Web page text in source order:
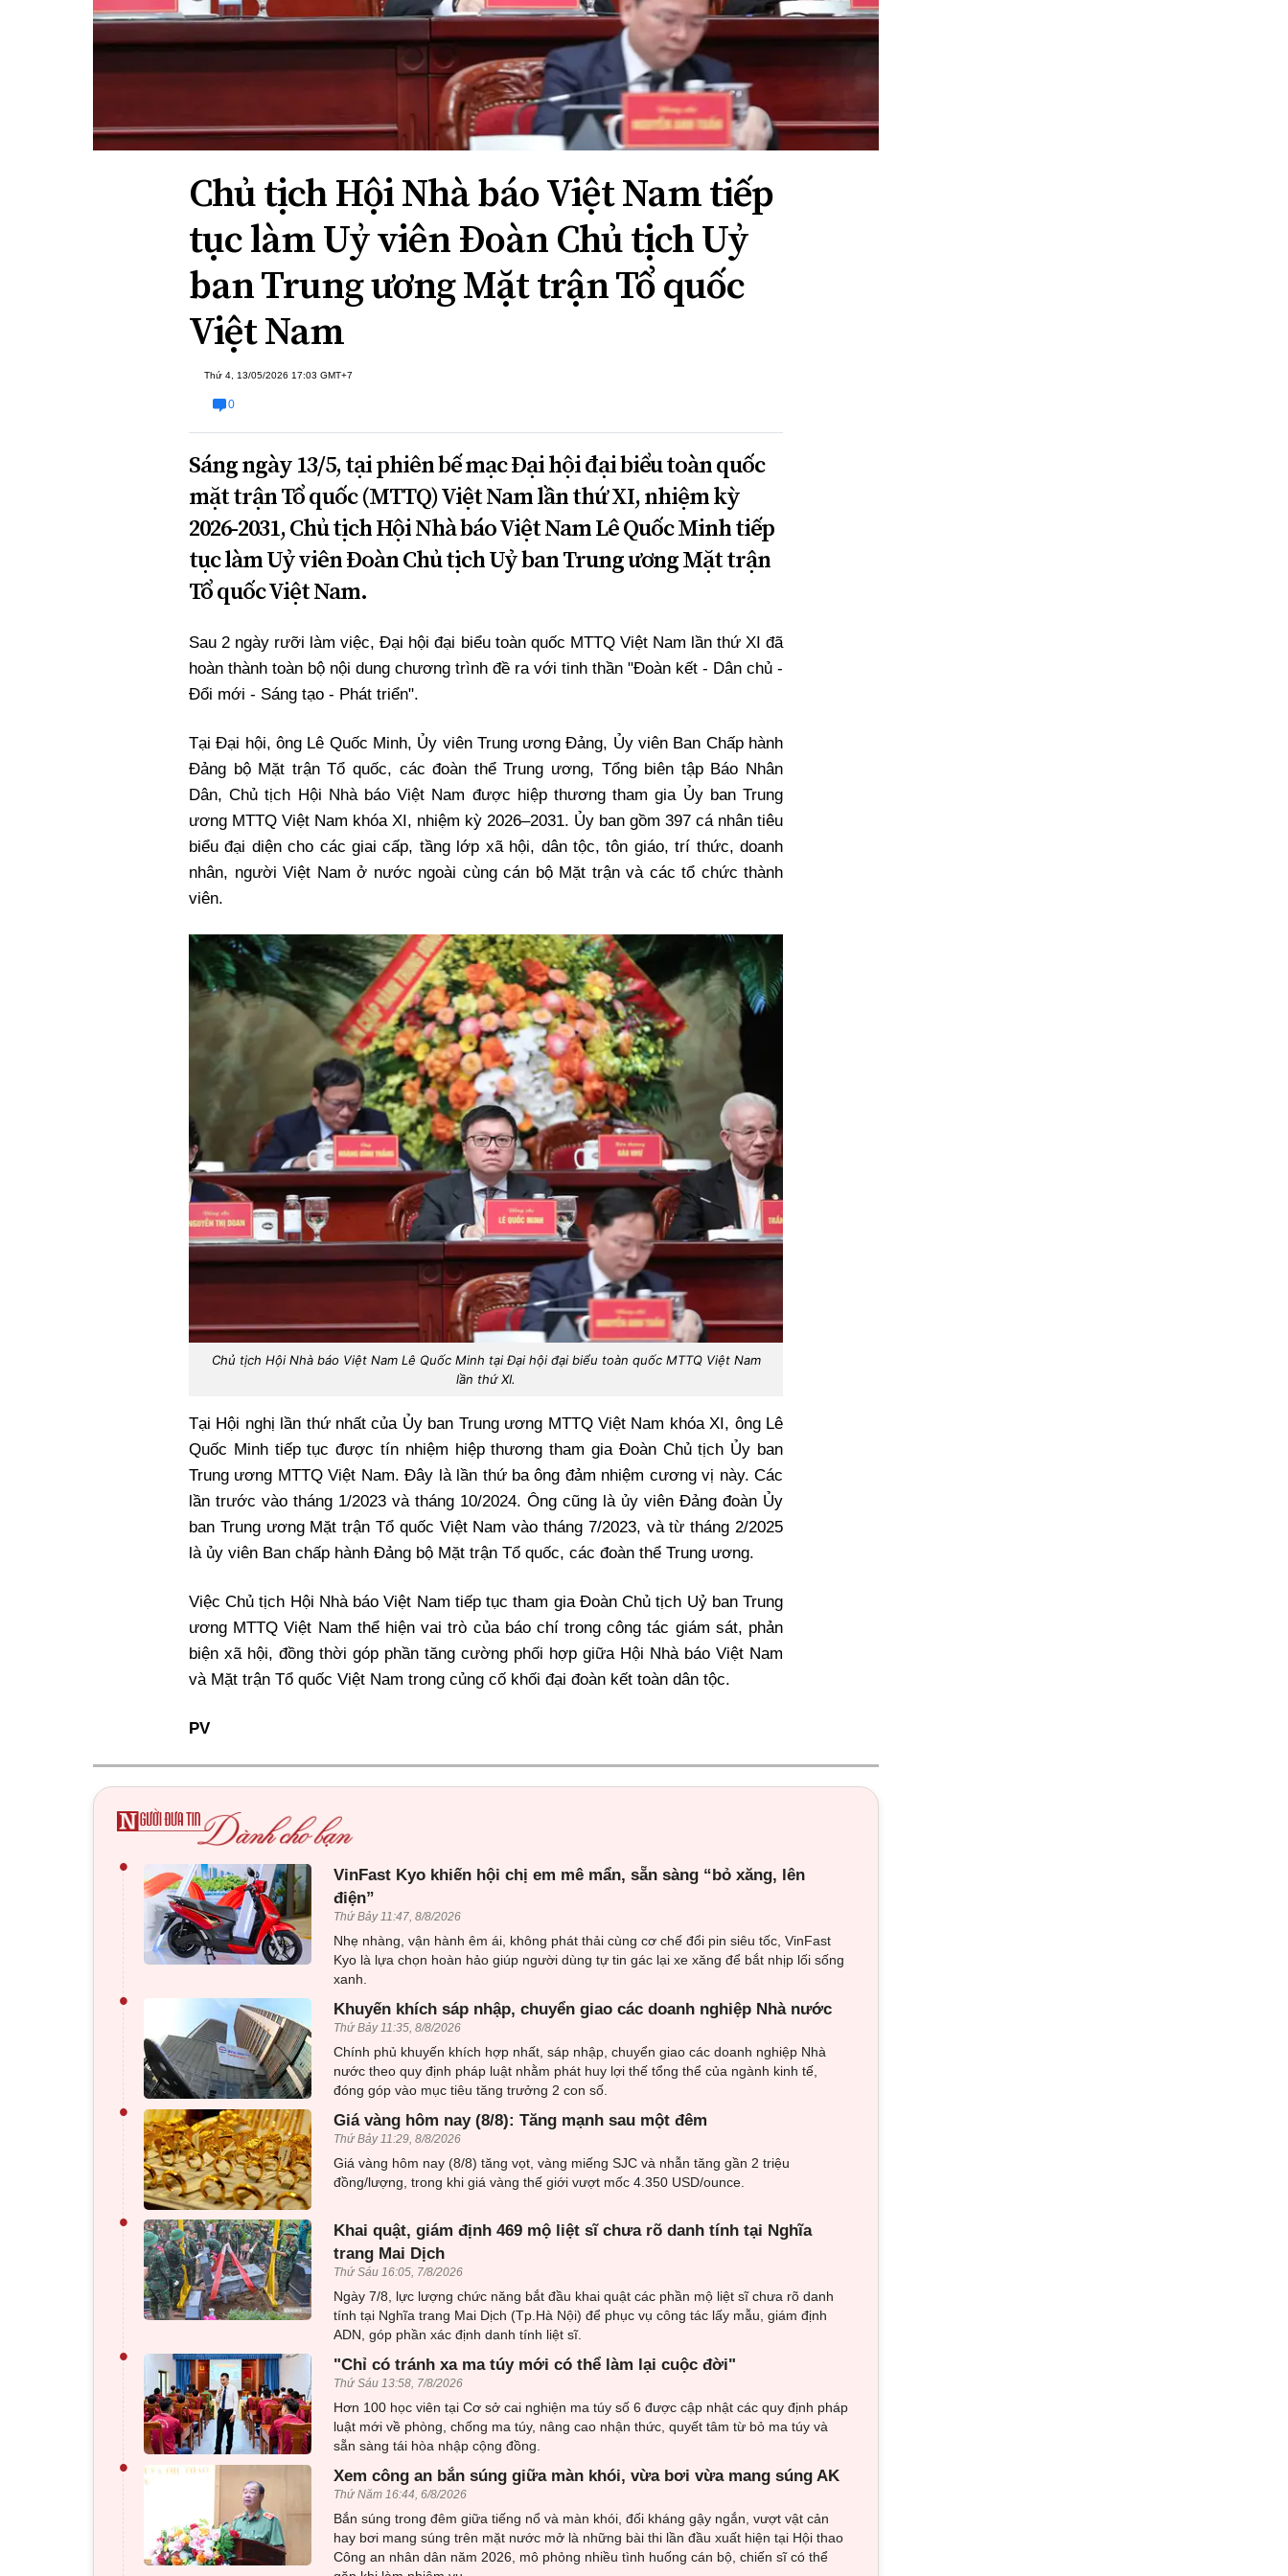
Xi nhan Trái Phải
Chủ tịch Hội Nhà báo Việt Nam tiếp
tục làm Uỷ viên Đoàn Chủ tịch Uỷ
ban Trung ương Mặt trận Tổ quốc
Việt Nam
Thứ 4, 13/05/2026 17:03 GMT+7
0
Sáng ngày 13/5, tại phiên bế mạc Đại hội đại biểu toàn quốc
mặt trận Tổ quốc (MTTQ) Việt Nam lần thứ XI, nhiệm kỳ
2026-2031, Chủ tịch Hội Nhà báo Việt Nam Lê Quốc Minh tiếp
tục làm Uỷ viên Đoàn Chủ tịch Uỷ ban Trung ương Mặt trận
Tổ quốc Việt Nam.
Sau 2 ngày rưỡi làm việc, Đại hội đại biểu toàn quốc MTTQ Việt Nam lần thứ XI đã
hoàn thành toàn bộ nội dung chương trình đề ra với tinh thần "Đoàn kết - Dân chủ -
Đổi mới - Sáng tạo - Phát triển".
Tại Đại hội, ông Lê Quốc Minh, Ủy viên Trung ương Đảng, Ủy viên Ban Chấp hành
Đảng bộ Mặt trận Tổ quốc, các đoàn thể Trung ương, Tổng biên tập Báo Nhân
Dân, Chủ tịch Hội Nhà báo Việt Nam được hiệp thương tham gia Ủy ban Trung
ương MTTQ Việt Nam khóa XI, nhiệm kỳ 2026–2031. Ủy ban gồm 397 cá nhân tiêu
biểu đại diện cho các giai cấp, tầng lớp xã hội, dân tộc, tôn giáo, trí thức, doanh
nhân, người Việt Nam ở nước ngoài cùng cán bộ Mặt trận và các tổ chức thành
viên.
Chủ tịch Hội Nhà báo Việt Nam Lê Quốc Minh tại Đại hội đại biểu toàn quốc MTTQ Việt Nam
lần thứ XI.
Tại Hội nghị lần thứ nhất của Ủy ban Trung ương MTTQ Việt Nam khóa XI, ông Lê
Quốc Minh tiếp tục được tín nhiệm hiệp thương tham gia Đoàn Chủ tịch Ủy ban
Trung ương MTTQ Việt Nam. Đây là lần thứ ba ông đảm nhiệm cương vị này. Các
lần trước vào tháng 1/2023 và tháng 10/2024. Ông cũng là ủy viên Đảng đoàn Ủy
ban Trung ương Mặt trận Tổ quốc Việt Nam vào tháng 7/2023, và từ tháng 2/2025
là ủy viên Ban chấp hành Đảng bộ Mặt trận Tổ quốc, các đoàn thể Trung ương.
Việc Chủ tịch Hội Nhà báo Việt Nam tiếp tục tham gia Đoàn Chủ tịch Uỷ ban Trung
ương MTTQ Việt Nam thể hiện vai trò của báo chí trong công tác giám sát, phản
biện xã hội, đồng thời góp phần tăng cường phối hợp giữa Hội Nhà báo Việt Nam
và Mặt trận Tổ quốc Việt Nam trong củng cố khối đại đoàn kết toàn dân tộc.
PV
•
VinFast Kyo khiến hội chị em mê mẩn, sẵn sàng “bỏ xăng, lên
điện”
Thứ Bảy 11:47, 8/8/2026
Nhẹ nhàng, vận hành êm ái, không phát thải cùng cơ chế đổi pin siêu tốc, VinFast
Kyo là lựa chọn hoàn hảo giúp người dùng tự tin gác lại xe xăng để bắt nhịp lối sống
xanh.
• Khuyến khích sáp nhập, chuyển giao các doanh nghiệp Nhà nước
Thứ Bảy 11:35, 8/8/2026
Chính phủ khuyến khích hợp nhất, sáp nhập, chuyển giao các doanh nghiệp Nhà
nước theo quy định pháp luật nhằm phát huy lợi thế tổng thể của ngành kinh tế,
đóng góp vào mục tiêu tăng trưởng 2 con số.
• Giá vàng hôm nay (8/8): Tăng mạnh sau một đêm
Thứ Bảy 11:29, 8/8/2026
Giá vàng hôm nay (8/8) tăng vọt, vàng miếng SJC và nhẫn tăng gần 2 triệu
đồng/lượng, trong khi giá vàng thế giới vượt mốc 4.350 USD/ounce.
•
Khai quật, giám định 469 mộ liệt sĩ chưa rõ danh tính tại Nghĩa
trang Mai Dịch
Thứ Sáu 16:05, 7/8/2026
Ngày 7/8, lực lượng chức năng bắt đầu khai quật các phần mộ liệt sĩ chưa rõ danh
tính tại Nghĩa trang Mai Dịch (Tp.Hà Nội) để phục vụ công tác lấy mẫu, giám định
ADN, góp phần xác định danh tính liệt sĩ.
• "Chỉ có tránh xa ma túy mới có thể làm lại cuộc đời"
Thứ Sáu 13:58, 7/8/2026
Hơn 100 học viên tại Cơ sở cai nghiện ma túy số 6 được cập nhật các quy định pháp
luật mới về phòng, chống ma túy, nâng cao nhận thức, quyết tâm từ bỏ ma túy và
sẵn sàng tái hòa nhập cộng đồng.
• Xem công an bắn súng giữa màn khói, vừa bơi vừa mang súng AK
Thứ Năm 16:44, 6/8/2026
Bắn súng trong đêm giữa tiếng nổ và màn khói, đối kháng gậy ngắn, vượt vật cản
hay bơi mang súng trên mặt nước mở là những bài thi lần đầu xuất hiện tại Hội thao
Công an nhân dân năm 2026, mô phỏng nhiều tình huống cán bộ, chiến sĩ có thể